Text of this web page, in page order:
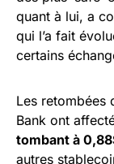
quant à lui, a
qui l’a fait
certains
Les retombées
Bank ont
tombant à
autres